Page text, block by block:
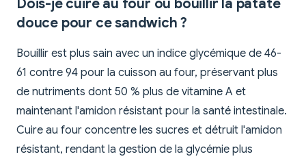
Dois-je cuire au four ou bouillir la patate
douce pour ce sandwich ?
Bouillir est plus sain avec un indice glycémique de 46-
61 contre 94 pour la cuisson au four, préservant plus
de nutriments dont 50 % plus de vitamine A et
maintenant l'amidon résistant pour la santé intestinale.
Cuire au four concentre les sucres et détruit l'amidon
résistant, rendant la gestion de la glycémie plus